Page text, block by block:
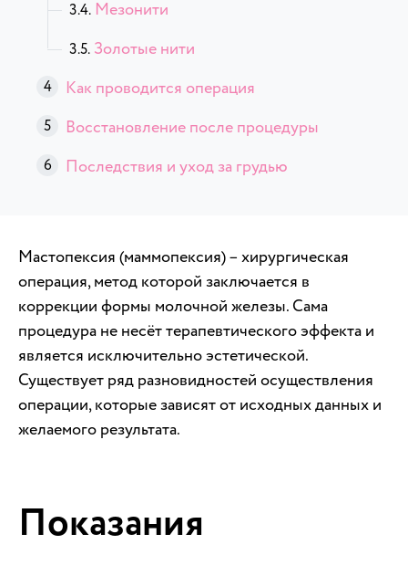
Мезонити
Золотые нити
Как проводится операция
Восстановление после процедуры
Последствия и уход за грудью
Мастопексия (маммопексия) – хирургическая
операция, метод которой заключается в
коррекции формы молочной железы. Сама
процедура не несёт терапевтического эффекта и
является исключительно эстетической.
Существует ряд разновидностей осуществления
операции, которые зависят от исходных данных и
желаемого результата.
Показания